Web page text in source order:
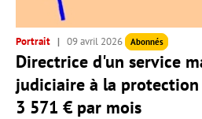
Portrait 09 avril 2026 Abonnés
Directrice d'un service
judiciaire à la protection
3 571 € par mois